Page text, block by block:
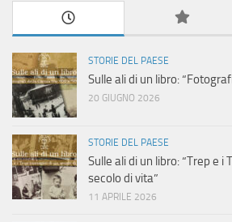
STORIE DEL PAESE
Sulle ali di un libro:
20 GIUGNO 2026
STORIE DEL PAESE
Sulle ali di un libro: “Trep e i
secolo di vita”
11 APRILE 2026